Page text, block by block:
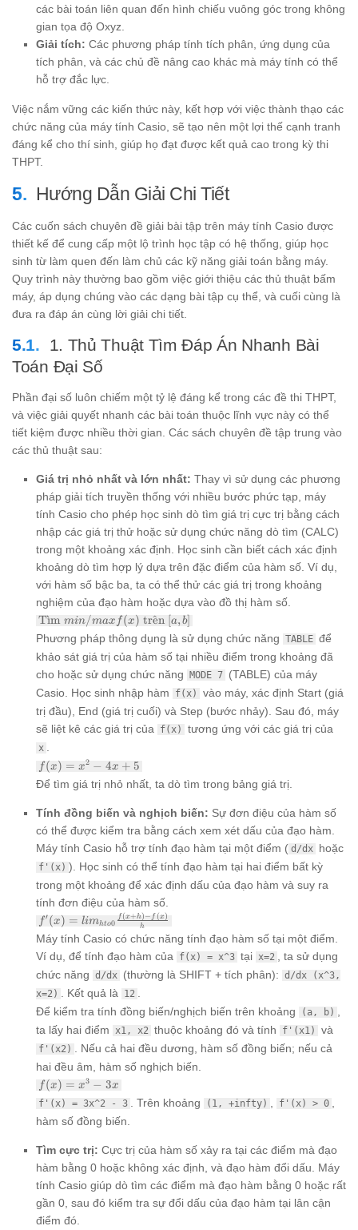
các bài toán liên quan đến hình chiếu vuông góc trong không
gian tọa độ Oxyz.
Giải tích: Các phương pháp tính tích phân, ứng dụng của
tích phân, và các chủ đề nâng cao khác mà máy tính có thể
hỗ trợ đắc lực.
Việc nắm vững các kiến thức này, kết hợp với việc thành thạo các
chức năng của máy tính Casio, sẽ tạo nên một lợi thế cạnh tranh
đáng kể cho thí sinh, giúp họ đạt được kết quả cao trong kỳ thi
THPT.
Hướng Dẫn Giải Chi Tiết
Các cuốn sách chuyên đề giải bài tập trên máy tính Casio được
thiết kế để cung cấp một lộ trình học tập có hệ thống, giúp học
sinh từ làm quen đến làm chủ các kỹ năng giải toán bằng máy.
Quy trình này thường bao gồm việc giới thiệu các thủ thuật bấm
máy, áp dụng chúng vào các dạng bài tập cụ thể, và cuối cùng là
đưa ra đáp án cùng lời giải chi tiết.
1. Thủ Thuật Tìm Đáp Án Nhanh Bài
Toán Đại Số
Phần đại số luôn chiếm một tỷ lệ đáng kể trong các đề thi THPT,
và việc giải quyết nhanh các bài toán thuộc lĩnh vực này có thể
tiết kiệm được nhiều thời gian. Các sách chuyên đề tập trung vào
các thủ thuật sau:
Giá trị nhỏ nhất và lớn nhất: Thay vì sử dụng các phương
pháp giải tích truyền thống với nhiều bước phức tạp, máy
tính Casio cho phép học sinh dò tìm giá trị cực trị bằng cách
nhập các giá trị thử hoặc sử dụng chức năng dò tìm (CALC)
trong một khoảng xác định. Học sinh cần biết cách xác định
khoảng dò tìm hợp lý dựa trên đặc điểm của hàm số. Ví dụ,
với hàm số bậc ba, ta có thể thử các giá trị trong khoảng
nghiệm của đạo hàm hoặc dựa vào đồ thị hàm số.
\text{Tìm
}
min/max
f(x)
\text{
trên } [a,
b]
Tı
ˋm min/max f(x) tre
ˆn [a, b]
Phương pháp thông dụng là sử dụng chức năng TABLE để
khảo sát giá trị của hàm số tại nhiều điểm trong khoảng đã
cho hoặc sử dụng chức năng MODE 7 (TABLE) của máy
Casio. Học sinh nhập hàm
f(x)
vào máy, xác định Start (giá
trị đầu), End (giá trị cuối) và Step (bước nhảy). Sau đó, máy
sẽ liệt kê các giá trị của
f(x) tương ứng với các giá trị của
x
f(x)
=
x^2
+ 5
f(x) = x2 − 4x + 5
Để tìm giá trị nhỏ nhất, ta dò tìm trong bảng giá trị.
Tính đồng biến và nghịch biến: Sự đơn điệu của hàm số
có thể được kiểm tra bằng cách xem xét dấu của đạo hàm.
Máy tính Casio hỗ trợ tính đạo hàm tại một điểm ( d/dx hoặc
f'(x) ). Học sinh có thể tính đạo hàm tại hai điểm bất kỳ
trong một khoảng để xác định dấu của đạo hàm và suy ra
tính đơn điệu của hàm số.
f'(x) =
lim_{hto 0}
\frac{f(x+h)
- f(x)}{h}
f′ (x) = limhto0 h
f(x+h)− f(x)
Máy tính Casio có chức năng tính đạo hàm số tại một điểm.
Ví dụ, để tính đạo hàm của
f(x) = x^3 tại x=2
, ta sử dụng
chức năng d/dx (thường là SHIFT + tích phân): d/dx (x^3,
x=2)
. Kết quả là 12
Để kiểm tra tính đồng biến/nghịch biến trên khoảng
(a, b)
ta lấy hai điểm
x1, x2 thuộc khoảng đó và tính f'(x1) và
f'(x2)
. Nếu cả hai đều dương, hàm số đồng biến; nếu cả
hai đều âm, hàm số nghịch biến.
f(x)
=
x^3
- 3x
f(x) = x3 − 3x
f'(x) = 3x^2 - 3
. Trên khoảng (1, +infty) f'(x) > 0
hàm số đồng biến.
Tìm cực trị: Cực trị của hàm số xảy ra tại các điểm mà đạo
hàm bằng 0 hoặc không xác định, và đạo hàm đổi dấu. Máy
tính Casio giúp dò tìm các điểm mà đạo hàm bằng 0 hoặc rất
gần 0, sau đó kiểm tra sự đổi dấu của đạo hàm tại lân cận
điểm đó.